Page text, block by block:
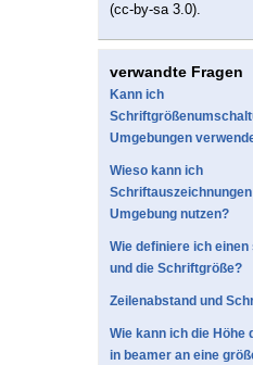
(cc-by-sa 3.0).
verwandte Fragen
Kann ich
Umgebungen
Wieso kann ich
Umgebung nutzen?
Wie definiere ich
und die Schriftgröße?
Zeilenabstand und
Wie kann ich die Höhe
in beamer an eine